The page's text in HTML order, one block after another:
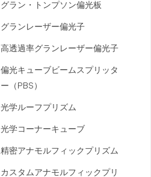
グラン・トンプソン偏光板
グランレーザー偏光子
高透過率グランレーザー偏光子
偏光キューブビームスプリッタ
ー（PBS）
光学ルーフプリズム
光学コーナーキューブ
精密アナモルフィックプリズム
カスタムアナモルフィックプリ